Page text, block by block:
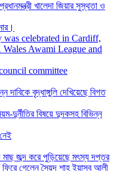
খালেদা জিয়ার সুস্থতা ও
was celebrated in Cardiff,
Awami League and
committee
দাবিকে বৃদ্ধাঙ্গুলি দেখিয়েছে বিগত
দুর্নীতির বিষয়ে দুদকসহ বিভিন্ন
মাছ জব্দ করে পুড়িয়েছে মৎস্য দপ্তর
গেলেন সৈয়দ শাহ ইয়াসুব আলী